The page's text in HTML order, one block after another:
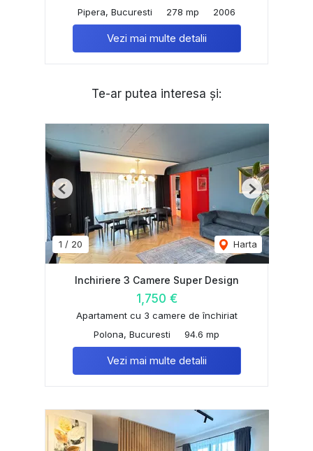
Pipera, Bucuresti
278 mp 2006
Vezi mai multe detalii
Te-ar putea interesa și:
1 / 20 Harta
Previous Next
Inchiriere 3 Camere Super Design
1,750 €
Apartament cu 3 camere de închiriat
Polona, Bucuresti
94.6 mp
Vezi mai multe detalii